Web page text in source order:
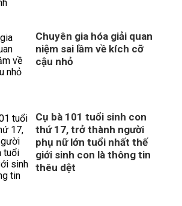
Chuyên gia hóa giải quan
niệm sai lầm về kích cỡ
cậu nhỏ
Cụ bà 101 tuổi sinh con
thứ 17, trở thành người
phụ nữ lớn tuổi nhất thế
giới sinh con là thông tin
thêu dệt